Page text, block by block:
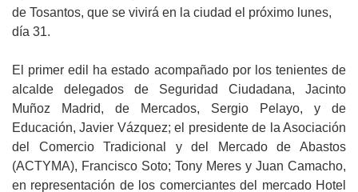
de Tosantos, que se vivirá en la ciudad el próximo lunes,
día 31.
El primer edil ha estado acompañado por los tenientes de
alcalde delegados de Seguridad Ciudadana, Jacinto
Muñoz Madrid, de Mercados, Sergio Pelayo, y de
Educación, Javier Vázquez; el presidente de la Asociación
del Comercio Tradicional y del Mercado de Abastos
(ACTYMA), Francisco Soto; Tony Meres y Juan Camacho,
en representación de los comerciantes del mercado Hotel